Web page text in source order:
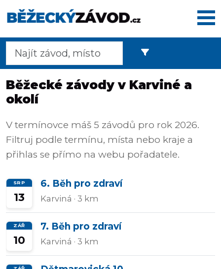
Domů
Termínovka
Dálkové
pochody
Maratony
Půlmaratony
Běžecké závody v Karviné a
okolí
V termínovce máš 5 závodů pro rok 2026.
Filtruj podle termínu, místa nebo kraje a
přihlas se přímo na webu pořadatele.
SRP
13
6. Běh pro zdraví
Karviná · 3 km
ZÁŘ
10
7. Běh pro zdraví
Karviná · 3 km